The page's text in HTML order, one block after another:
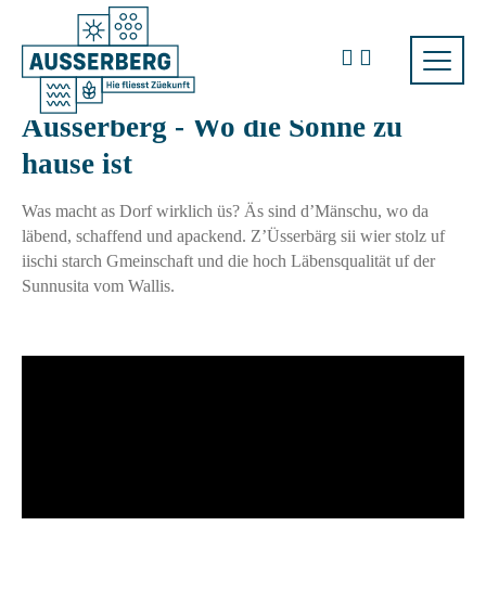
Ausserberg - Wo die Sonne zu
hause ist
Was macht as Dorf wirklich üs? Äs sind d’Mänschu, wo da
läbend, schaffend und apackend. Z’Üsserbärg sii wier stolz uf
iischi starch Gmeinschaft und die hoch Läbensqualität uf der
Sunnusita vom Wallis.